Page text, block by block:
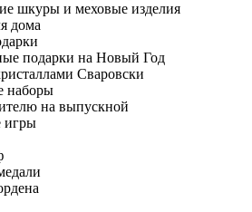
шкуры и меховые изделия
дома
подарки на Новый Год
Сваровски
наборы
на выпускной
игры